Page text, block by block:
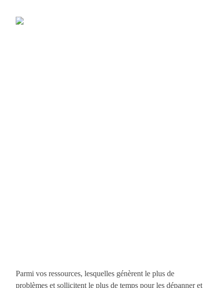
Parmi vos ressources, lesquelles génèrent le plus de
problèmes et sollicitent le plus de temps pour les dépanner et